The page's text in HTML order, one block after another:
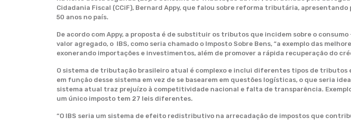
Cidadania Fiscal (CCiF), Bernard Appy, que falou sobre reforma tributária,
50 anos no país.
De acordo com Appy, a proposta é de substituir os tributos que incidem sobre o consumo
valor agregado, o IBS, como seria chamado o Imposto Sobre Bens, “a exemplo das
exonerando importações e investimentos, além de promover a rápida recuperação do
O sistema de tributação brasileiro atual é complexo e inclui diferentes tipos de tributos
em função desse sistema em vez de se basearem em questões logísticas, o que seria
sistema atual traz prejuízo à competitividade nacional e falta de transparência.
um único imposto tem 27 leis diferentes.
“O IBS seria um sistema de efeito redistributivo na arrecadação de impostos que